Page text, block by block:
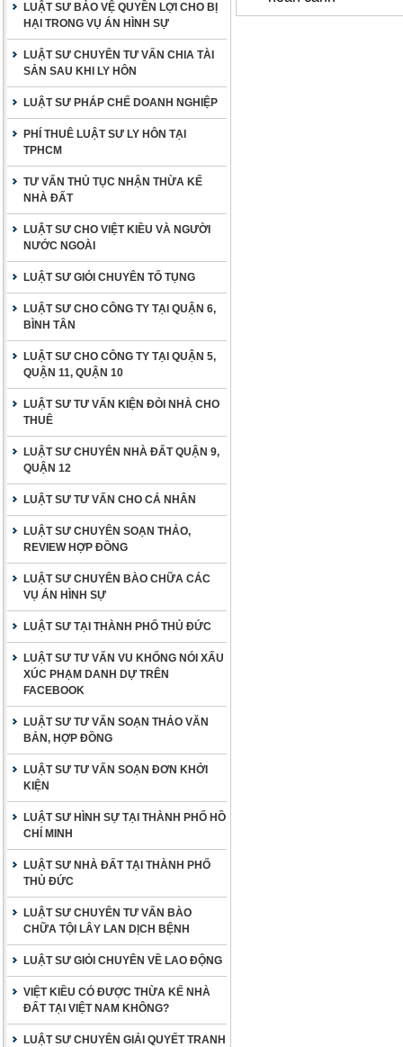
LUẬT SƯ BẢO VỆ QUYỀN LỢI CHO BỊ
HẠI TRONG VỤ ÁN HÌNH SỰ
LUẬT SƯ CHUYÊN TƯ VẤN CHIA TÀI
SẢN SAU KHI LY HÔN
LUẬT SƯ PHÁP CHẾ DOANH NGHIỆP
PHÍ THUÊ LUẬT SƯ LY HÔN TẠI
TPHCM
TƯ VẤN THỦ TỤC NHẬN THỪA KẾ
NHÀ ĐẤT
LUẬT SƯ CHO VIỆT KIỀU VÀ NGƯỜI
NƯỚC NGOÀI
LUẬT SƯ GIỎI CHUYÊN TỐ TỤNG
LUẬT SƯ CHO CÔNG TY TẠI QUẬN 6,
BÌNH TÂN
LUẬT SƯ CHO CÔNG TY TẠI QUẬN 5,
QUẬN 11, QUẬN 10
LUẬT SƯ TƯ VẤN KIỆN ĐÒI NHÀ CHO
THUÊ
LUẬT SƯ CHUYÊN NHÀ ĐẤT QUẬN 9,
QUẬN 12
LUẬT SƯ TƯ VẤN CHO CÁ NHÂN
LUẬT SƯ CHUYÊN SOẠN THẢO,
REVIEW HỢP ĐỒNG
LUẬT SƯ CHUYÊN BÀO CHỮA CÁC
VỤ ÁN HÌNH SỰ
LUẬT SƯ TẠI THÀNH PHỐ THỦ ĐỨC
LUẬT SƯ TƯ VẤN VU KHỐNG NÓI XẤU
XÚC PHẠM DANH DỰ TRÊN
FACEBOOK
LUẬT SƯ TƯ VẤN SOẠN THẢO VĂN
BẢN, HỢP ĐỒNG
LUẬT SƯ TƯ VẤN SOẠN ĐƠN KHỞI
KIỆN
LUẬT SƯ HÌNH SỰ TẠI THÀNH PHỐ HỒ
CHÍ MINH
LUẬT SƯ NHÀ ĐẤT TẠI THÀNH PHỐ
THỦ ĐỨC
LUẬT SƯ CHUYÊN TƯ VẤN BÀO
CHỮA TỘI LÂY LAN DỊCH BỆNH
LUẬT SƯ GIỎI CHUYÊN VỀ LAO ĐỘNG
VIỆT KIỀU CÓ ĐƯỢC THỪA KẾ NHÀ
ĐẤT TẠI VIỆT NAM KHÔNG?
LUẬT SƯ CHUYÊN GIẢI QUYẾT TRANH